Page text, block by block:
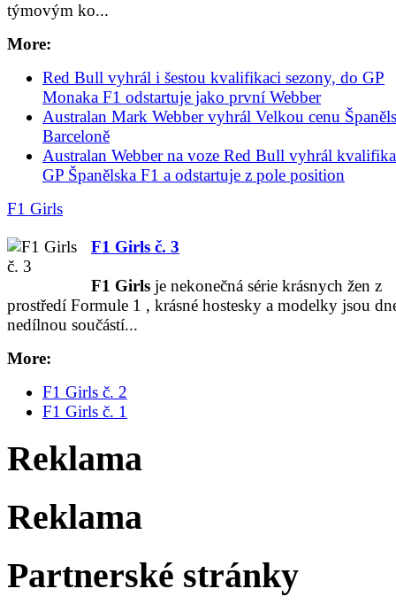
týmovým ko...
More:
Red Bull vyhrál i šestou kvalifikaci sezony, do GP
Monaka F1 odstartuje jako první Webber
Australan Mark Webber vyhrál Velkou cenu
Barceloně
Australan Webber na voze Red Bull vyhrál
GP Španělska F1 a odstartuje z pole position
F1 Girls
F1 Girls č. 3
F1 Girls je nekonečná série krásnych žen z
prostředí Formule 1 , krásné hostesky a modelky jsou
nedílnou součástí...
More:
F1 Girls č. 2
F1 Girls č. 1
Reklama
Reklama
Partnerské stránky